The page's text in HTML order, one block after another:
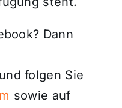
Dann
und folgen Sie
sowie auf